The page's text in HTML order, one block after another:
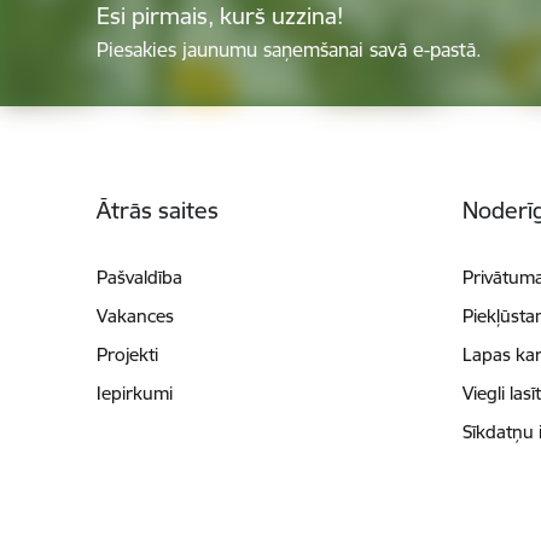
Esi pirmais, kurš uzzina!
Piesakies jaunumu saņemšanai savā e-pastā.
Ātrās saites
Pašvaldība
Vakances
Projekti
Iepirkumi
Lapas
Viegli lasīt
Sīkdatņu